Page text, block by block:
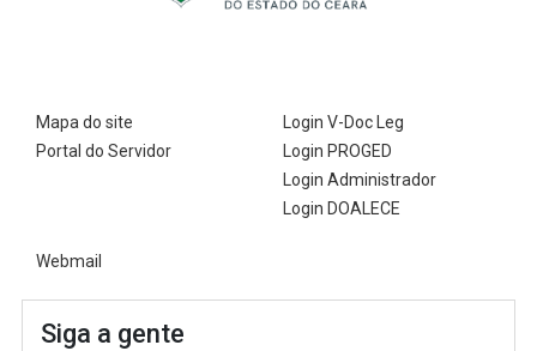
Departamento de
Documentação e Informação
Mapa do site
Portal do Servidor
Login V-Doc Leg
Login PROGED
Login Administrador
Login DOALECE
Webmail
Siga a gente